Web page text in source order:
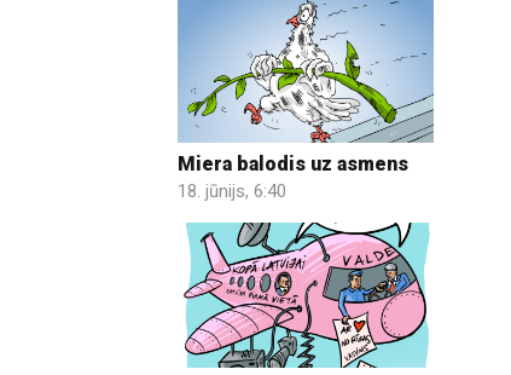
Miera balodis uz asmens
18. jūnijs, 6:40